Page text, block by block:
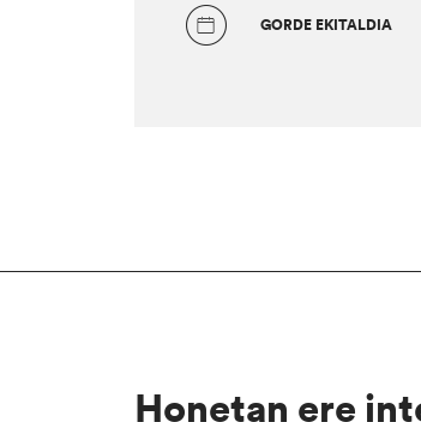
GORDE EKITALDIA
Honetan ere